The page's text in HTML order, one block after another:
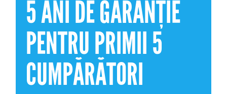
5 ANI DE GARANȚIE
PENTRU PRIMII 5
CUMPĂRĂTORI